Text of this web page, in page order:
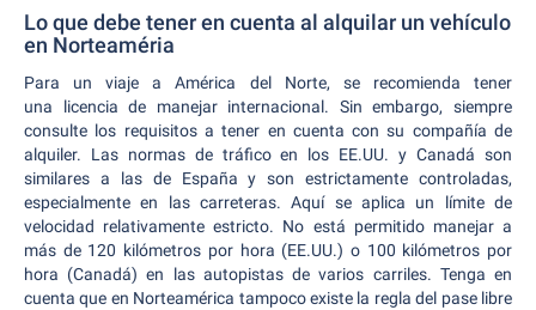
Lo que debe tener en cuenta al alquilar un vehículo
en Norteaméria
Para un viaje a América del Norte, se recomienda tener
una licencia de manejar internacional. Sin embargo, siempre
consulte los requisitos a tener en cuenta con su compañía de
alquiler. Las normas de tráfico en los EE.UU. y Canadá son
similares a las de España y son estrictamente controladas,
especialmente en las carreteras. Aquí se aplica un límite de
velocidad relativamente estricto. No está permitido manejar a
más de 120 kilómetros por hora (EE.UU.) o 100 kilómetros por
hora (Canadá) en las autopistas de varios carriles. Tenga en
cuenta que en Norteamérica tampoco existe la regla del pase libre